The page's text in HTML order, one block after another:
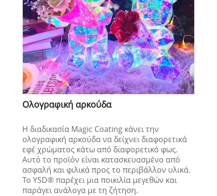
Ολογραφική αρκούδα
Η διαδικασία Magic Coating κάνει την
ολογραφική αρκούδα να δείχνει διαφορετικά
εφέ χρώματος κάτω από διαφορετικό φως.
Αυτό το προϊόν είναι κατασκευασμένο από
ασφαλή και φιλικά προς το περιβάλλον υλικά.
Το YSD® παρέχει μια ποικιλία μεγεθών και
παράγει ανάλογα με τη ζήτηση.